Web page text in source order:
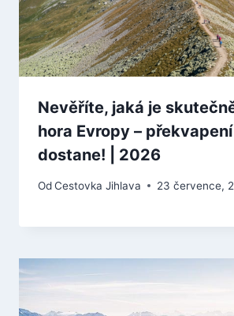
Nevěříte, jaká je
hora Evropy –
dostane! | 2026
OdCestovka Jihlava 23 července,